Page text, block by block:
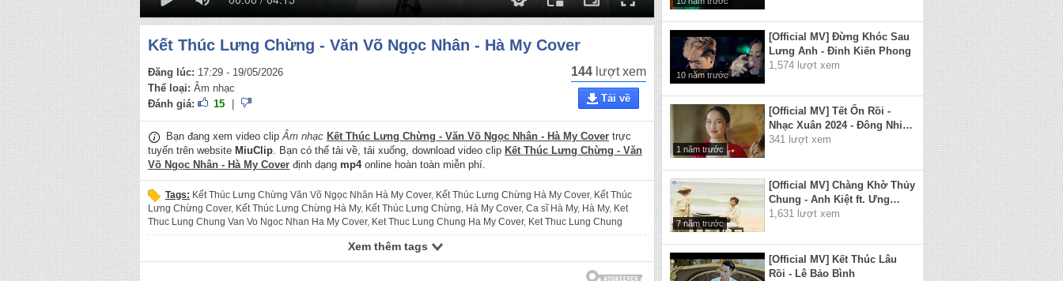
Kết Thúc Lưng Chừng - Văn Võ Ngọc Nhân - Hà My Cover
Đăng lúc: 17:29 - 19/05/2026
Thể loại: Âm nhạc
Đánh giá:
15
144 lượt xem
Tải về
Bạn đang xem video clipÂm nhạc Kết Thúc Lưng Chừng - Văn Võ Ngọc Nhân - Hà My Cover trực
tuyến trên website MiuClip. Bạn có thể tải về, tải xuống, download video clip Kết Thúc Lưng Chừng - Văn
Võ Ngọc Nhân - Hà My Cover định dạng mp4online hoàn toàn miễn phí.
Tags: Kết Thúc Lưng Chừng Văn Võ Ngọc Nhân Hà My Cover, Kết Thúc Lưng Chừng Hà My Cover, Kết Thúc
Lưng Chừng Cover, Kết Thúc Lưng Chừng Hà My, Kết Thúc Lưng Chừng, Hà My Cover, Ca sĩ Hà My, Hà My, Ket
Thuc Lung Chung Van Vo Ngoc Nhan Ha My Cover, Ket Thuc Lung Chung Ha My Cover, Ket Thuc Lung Chung
Cover,Ket Thuc Lung Chung Ha My , Ket Thuc Lung Chung,Ha My Cover , Ca si Ha My , Ha My
Xem thêm tags
10 năm trước
[Official MV] Đừng Khóc Sau
Lưng Anh - Đinh Kiến Phong
1,574 lượt xem
1 năm trước
[Official MV] Tết Ổn Rồi -
Nhạc Xuân 2024 - Đông Nhi x
Hiền Thục x Jun Phạm x Bùi
341 lượt xem
7 năm trước
[Official MV] Chàng Khờ Thủy
Chung - Anh Kiệt ft. Ưng
Hoàng Phúc
1,631 lượt xem
[Official MV] Kết Thúc Lâu
Rồi - Lê Bảo Bình